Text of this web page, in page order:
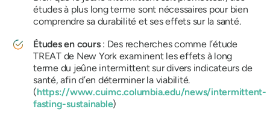
études à plus long terme sont nécessaires pour bien
comprendre sa durabilité et ses effets sur la santé.
Études en cours: Des recherches comme l’étude
TREAT de New York examinent les effets à long
terme du jeûne intermittent sur divers indicateurs de
santé, afin d’en déterminer la viabilité.
(https://www.cuimc.columbia.edu/news/intermittent-
fasting-sustainable)